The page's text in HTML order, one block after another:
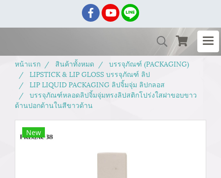
หน้าแรก สินค้าทั้งหมด
บรรจุภัณฑ์ (PACKAGING)
LIPSTICK & LIP GLOSS บรรจุภัณฑ์ ลิป
LIP LIQUID PACKAGING ลิปจิ้มจุ่ม ลิปกลอส
บรรจุภัณฑ์หลอดลิปจิ้มจุ่มทรงลิปสติกโปร่งใสฝาขอบขาว
ด้านปอกด้านในสีขาวด้าน
New